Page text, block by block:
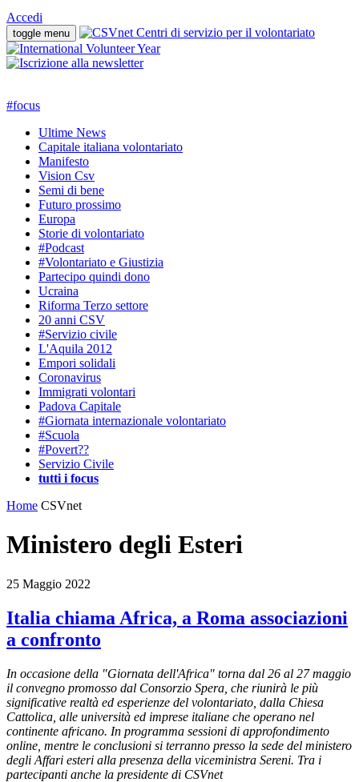
Accedi
toggle menu
#focus
Ultime News
Capitale italiana volontariato
Manifesto
Vision Csv
Semi di bene
Futuro prossimo
Europa
Storie di volontariato
#Podcast
#Volontariato e Giustizia
Partecipo quindi dono
Ucraina
Riforma Terzo settore
20 anni CSV
#Servizio civile
L'Aquila 2012
Empori solidali
Coronavirus
Immigrati volontari
Padova Capitale
#Giornata internazionale volontariato
#Scuola
#Povert??
Servizio Civile
tutti i focus
Home CSVnet
Ministero degli Esteri
25 Maggio 2022
Italia chiama Africa, a Roma associazioni
a confronto
In occasione della "Giornata dell'Africa" torna dal 26 al 27 maggio
il convegno promosso dal Consorzio Spera, che riunirà le più
significative realtà ed esperienze del volontariato, dalla Chiesa
Cattolica, alle università ed imprese italiane che operano nel
continente africano. In programma sessioni di approfondimento
online, mentre le conclusioni si terranno presso la sede del ministero
degli Affari esteri alla presenza della viceministra Sereni. Tra i
partecipanti anche la presidente di CSVnet